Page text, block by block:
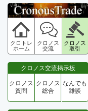
クロトレ
ホーム
クロノス
交流
クロノス
取引
クロノス交流掲示板
クロノス
質問
クロノス
総合
なんでも
雑談